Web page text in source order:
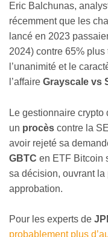
Eric Balchunas,
récemment que les
lancé en 2023
2024) contre 65%
l’unanimité et le
l’affaire Grayscale vs
Le gestionnaire crypto
un procès contre la
avoir rejeté sa
GBTC en ETF Bitcoin
sa décision, ouvrant
approbation.
Pour les experts de
probablement plus